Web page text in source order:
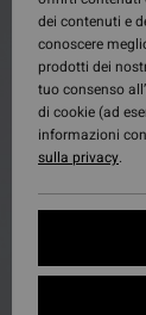
dei contenuti e
conoscere
prodotti dei
tuo consenso
di cookie (ad
informazioni
sulla privacy.